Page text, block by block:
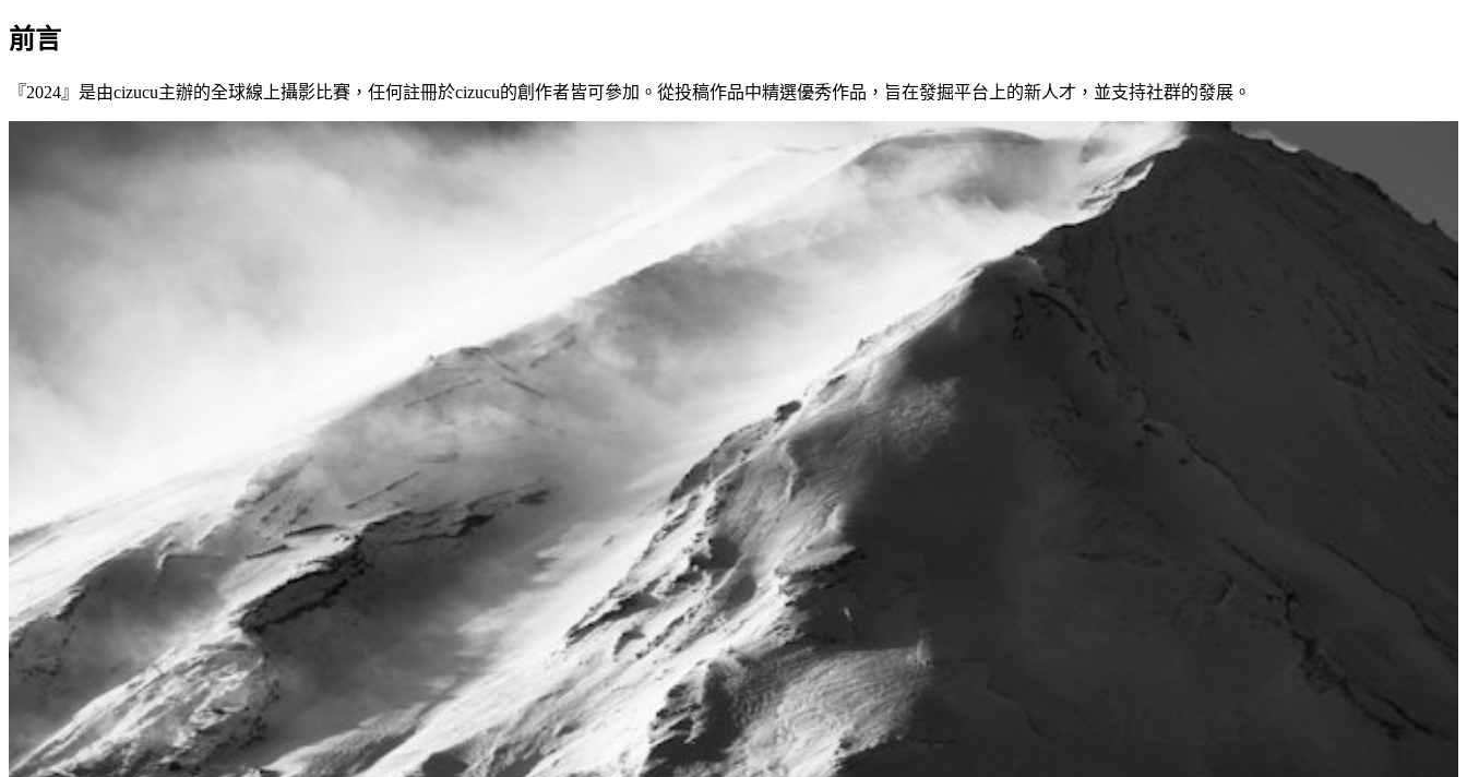
前言
『2024』是由cizucu主辦的全球線上攝影比賽，任何註冊於cizucu的創作者皆可參加。從投稿作品中精選優秀作品，旨在發掘平台上的新人才，並支持社群的發展。